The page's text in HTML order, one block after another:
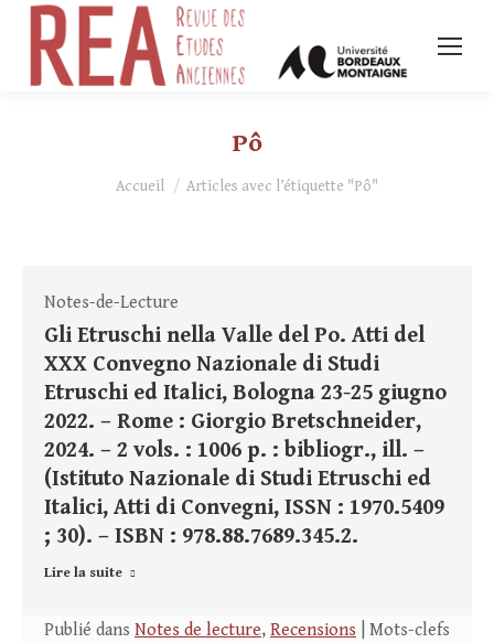
Pô
Vous êtes ici :
Accueil Articles avec l’étiquette "Pô"
Notes-de-Lecture
Gli Etruschi nella Valle del Po. Atti del
XXX Convegno Nazionale di Studi
Etruschi ed Italici, Bologna 23-25 giugno
2022. – Rome : Giorgio Bretschneider,
2024. – 2 vols. : 1006 p. : bibliogr., ill. –
(Istituto Nazionale di Studi Etruschi ed
Italici, Atti di Convegni, ISSN : 1970.5409
; 30). – ISBN : 978.88.7689.345.2.
Lire la suite
Publié dans Notes de lecture, Recensions | Mots-clefs